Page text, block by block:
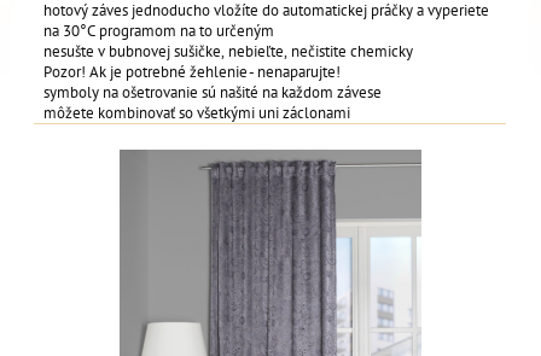
hotový záves jednoducho vložíte do automatickej práčky a vyperiete
na 30°C programom na to určeným
nesušte v bubnovej sušičke, nebieľte, nečistite chemicky
Pozor! Ak je potrebné žehlenie - nenaparujte!
symboly na ošetrovanie sú našité na každom závese
môžete kombinovať so všetkými uni záclonami